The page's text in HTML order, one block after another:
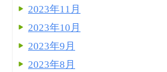
2023年11月
2023年10月
2023年9月
2023年8月